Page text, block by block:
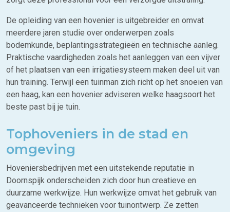
De opleiding van een hovenier is uitgebreider en omvat
meerdere jaren studie over onderwerpen zoals
bodemkunde, beplantingsstrategieën en technische aanleg.
Praktische vaardigheden zoals het aanleggen van een vijver
of het plaatsen van een irrigatiesysteem maken deel uit van
hun training. Terwijl een tuinman zich richt op het snoeien van
een haag, kan een hovenier adviseren welke haagsoort het
beste past bij je tuin.
Tophoveniers in de stad en
omgeving
Hoveniersbedrijven met een uitstekende reputatie in
Doornspijk onderscheiden zich door hun creatieve en
duurzame werkwijze. Hun werkwijze omvat het gebruik van
geavanceerde technieken voor tuinontwerp. Ze zetten